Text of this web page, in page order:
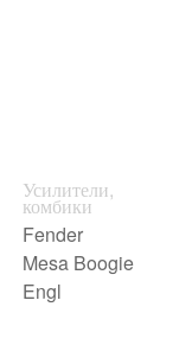
Усилители,
комбики
Fender
Mesa Boogie
Engl